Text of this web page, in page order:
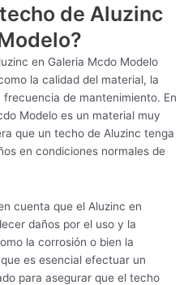
de Aluzinc
en Galeria Mcdo Modelo
la calidad del material, la
de mantenimiento. En
Modelo es un material muy
que un techo de Aluzinc tenga
en condiciones normales de
cuenta que el Aluzinc en
daños por el uso y la
la corrosión o bien la
es esencial efectuar un
para asegurar que el techo